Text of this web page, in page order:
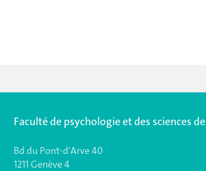
Faculté de psychologie et des sciences
Bd du Pont-d'Arve 40
1211 Genève 4